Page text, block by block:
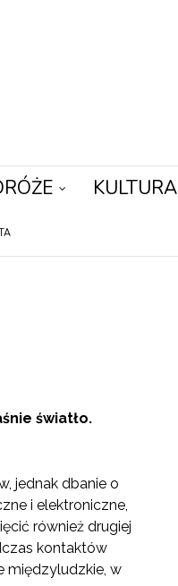
KULTURA
światło.
jednak dbanie o
i elektroniczne,
również drugiej
kontaktów
międzyludzkie, w